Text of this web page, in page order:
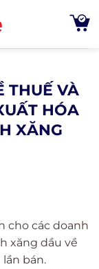
THUẾ VÀ
HÓA
XĂNG
cho các doanh
xăng dầu về
bán.